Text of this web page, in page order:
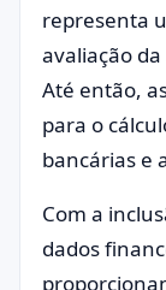
representa
avaliação
Até então,
para o
bancárias e
Com a
dados